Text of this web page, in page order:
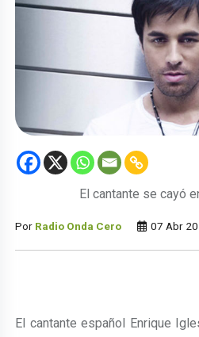
El cantante se cayó
Por Radio Onda Cero 07 Abr
El cantante español Enrique